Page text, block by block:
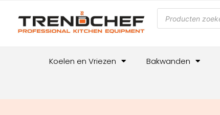
Koelen en Vriezen Bakwanden